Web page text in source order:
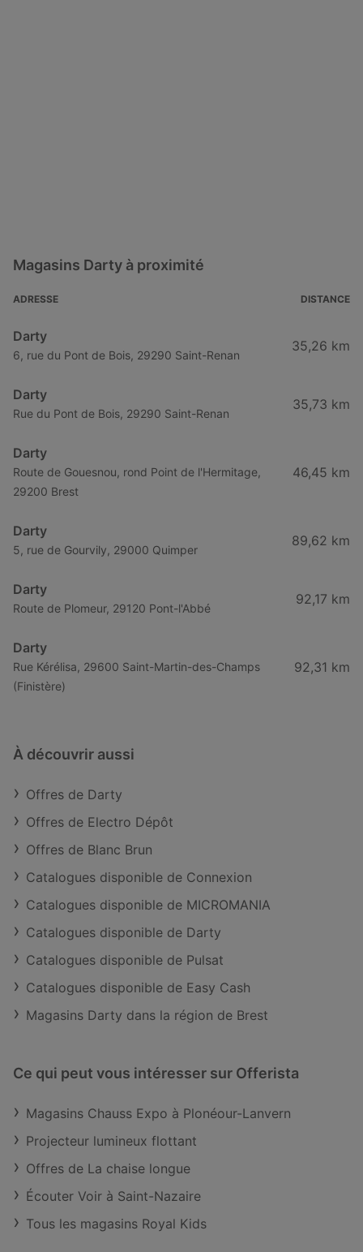
Magasins Darty à proximité
ADRESSE DISTANCE
Darty
6, rue du Pont de Bois, 29290 Saint-Renan
35,26 km
Darty
Rue du Pont de Bois, 29290 Saint-Renan
35,73 km
Darty
Route de Gouesnou, rond Point de l'Hermitage,
29200 Brest
46,45 km
Darty
5, rue de Gourvily, 29000 Quimper
89,62 km
Darty
Route de Plomeur, 29120 Pont-l'Abbé
92,17 km
Darty
Rue Kérélisa, 29600 Saint-Martin-des-Champs
(Finistère)
92,31 km
À découvrir aussi
Offres de Darty
Offres de Electro Dépôt
Offres de Blanc Brun
Catalogues disponible de Connexion
Catalogues disponible de MICROMANIA
Catalogues disponible de Darty
Catalogues disponible de Pulsat
Catalogues disponible de Easy Cash
Magasins Darty dans la région de Brest
Ce qui peut vous intéresser sur Offerista
Magasins Chauss Expo à Plonéour-Lanvern
Projecteur lumineux flottant
Offres de La chaise longue
Écouter Voir à Saint-Nazaire
Tous les magasins Royal Kids